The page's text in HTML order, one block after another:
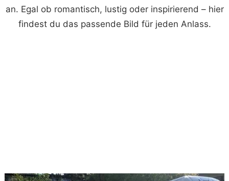
an. Egal ob romantisch, lustig oder inspirierend – hier
findest du das passende Bild für jeden Anlass.